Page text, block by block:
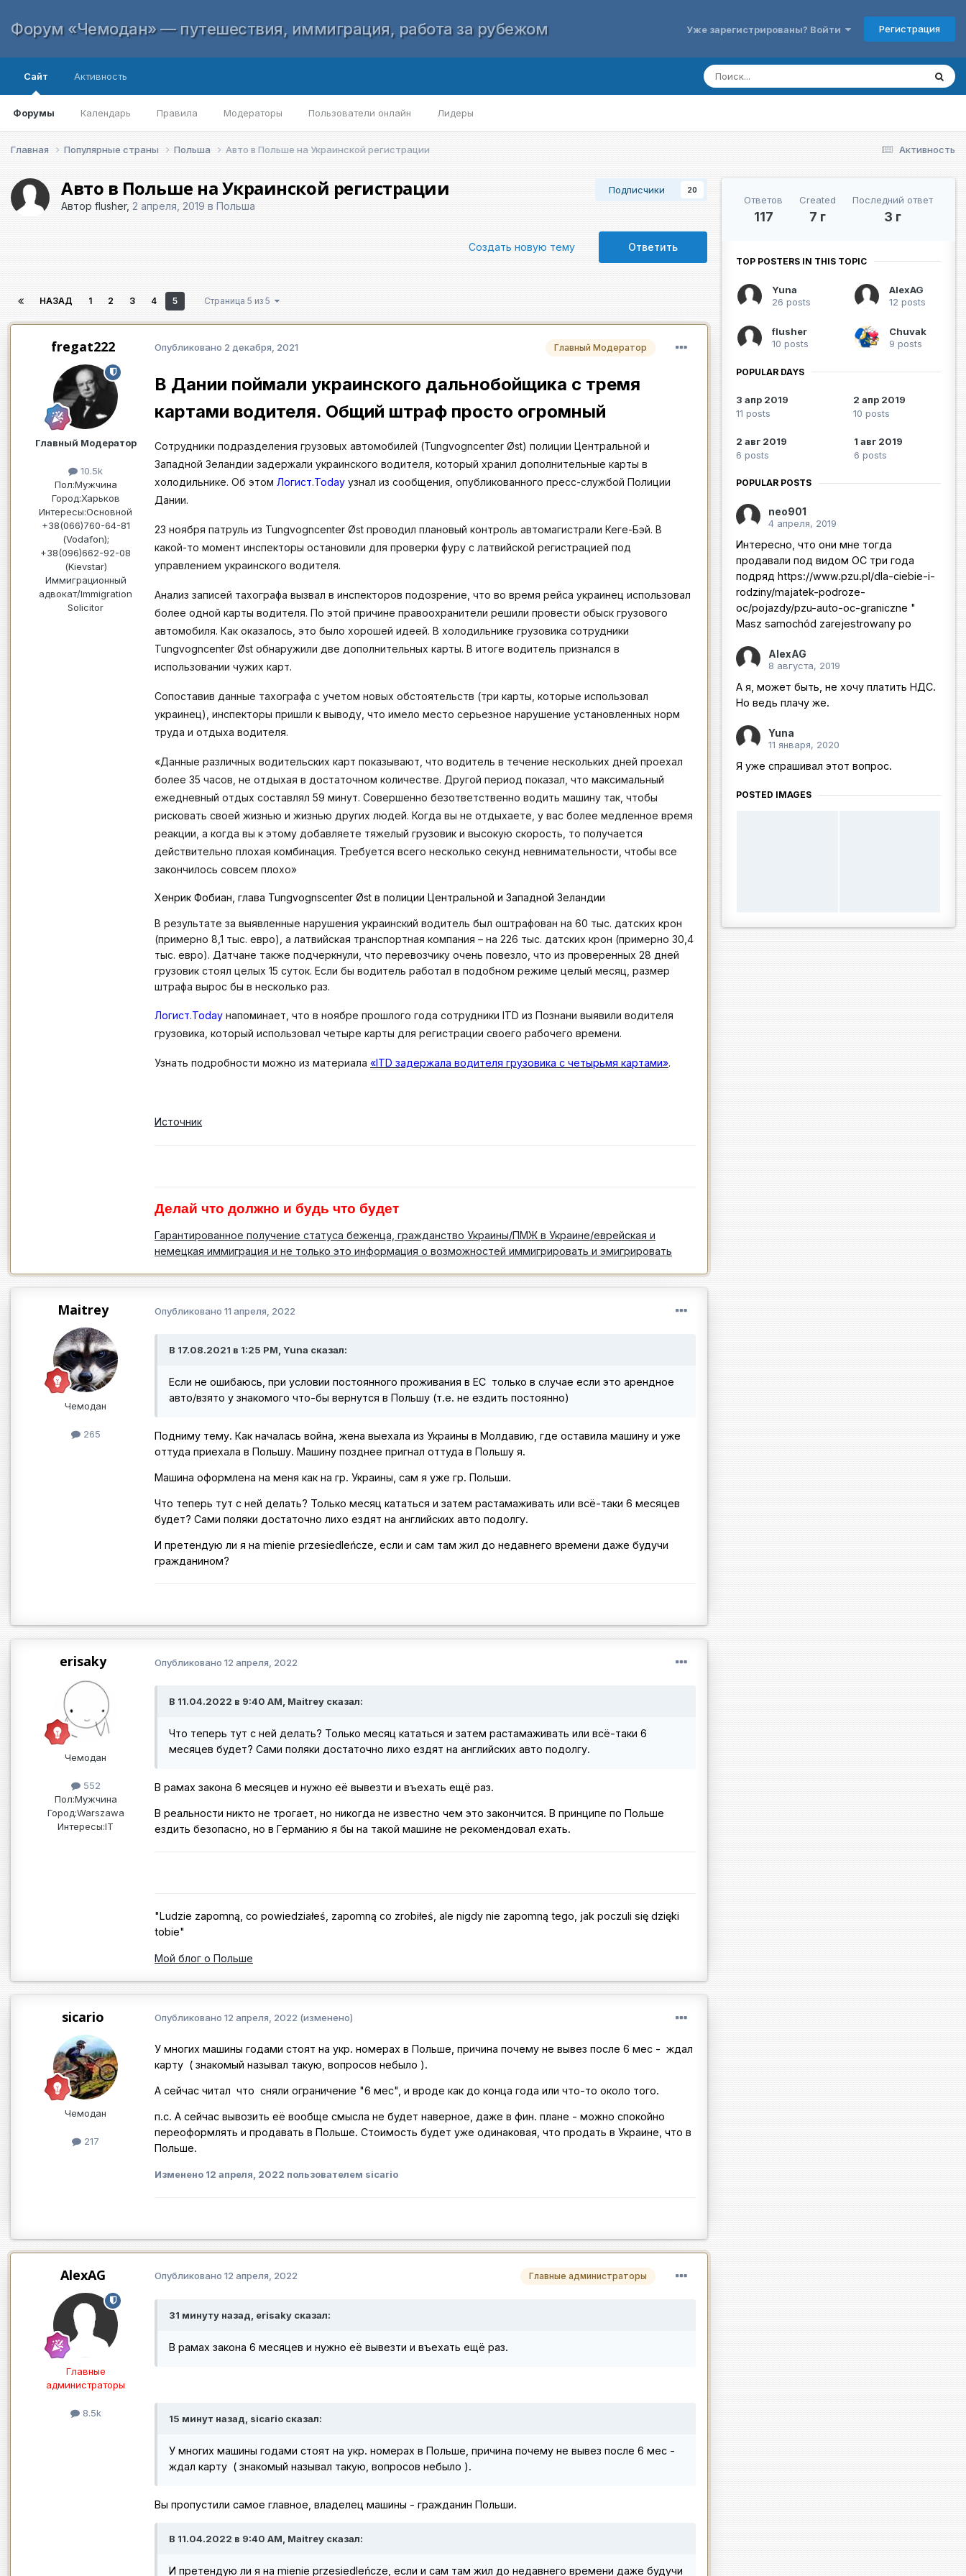
Форум «Чемодан» — путешествия, иммиграция, работа за рубежом Уже зарегистрированы? Войти Регистрация
Сайт
Форумы Календарь Правила Модераторы Пользователи онлайн Лидеры
Активность
Активность
Главная Популярные страны Польша Авто в Польше на Украинской регистрации
Подписчики 20
Авто в Польше на Украинской регистрации
Автор flusher, 2 апреля, 2019 в Польша
Ответить
Создать новую тему
НАЗАД 1 2 3 4 5 Страница 5 из 5
fregat222
Главный Модератор
10.5k
Пол:Мужчина
Город:Харьков
Интересы:Основной
+38(066)760-64-81
(Vodafon);
+38(096)662-92-08
(Kievstar)
Иммиграционный
адвокат/Immigration
Solicitor
Главный Модератор
Опубликовано 2 декабря, 2021
В Дании поймали украинского дальнобойщика с тремя
картами водителя. Общий штраф просто огромный
Сотрудники подразделения грузовых автомобилей (Tungvogncenter Øst) полиции Центральной и
Западной Зеландии задержали украинского водителя, который хранил дополнительные карты в
холодильнике. Об этом Логист.Today узнал из сообщения, опубликованного пресс-службой Полиции
Дании.
23 ноября патруль из Tungvogncenter Øst проводил плановый контроль автомагистрали Кеге-Бэй. В
какой-то момент инспекторы остановили для проверки фуру с латвийской регистрацией под
управлением украинского водителя.
Анализ записей тахографа вызвал в инспекторов подозрение, что во время рейса украинец использовал
более одной карты водителя. По этой причине правоохранители решили провести обыск грузового
автомобиля. Как оказалось, это было хорошей идеей. В холодильнике грузовика сотрудники
Tungvogncenter Øst обнаружили две дополнительных карты. В итоге водитель признался в
использовании чужих карт.
Сопоставив данные тахографа с учетом новых обстоятельств (три карты, которые использовал
украинец), инспекторы пришли к выводу, что имело место серьезное нарушение установленных норм
труда и отдыха водителя.
«Данные различных водительских карт показывают, что водитель в течение нескольких дней проехал
более 35 часов, не отдыхая в достаточном количестве. Другой период показал, что максимальный
ежедневный отдых составлял 59 минут. Совершенно безответственно водить машину так, чтобы
рисковать своей жизнью и жизнью других людей. Когда вы не отдыхаете, у вас более медленное время
реакции, а когда вы к этому добавляете тяжелый грузовик и высокую скорость, то получается
действительно плохая комбинация. Требуется всего несколько секунд невнимательности, чтобы все
закончилось совсем плохо»
Хенрик Фобиан, глава Tungvognscenter Øst в полиции Центральной и Западной Зеландии
В результате за выявленные нарушения украинский водитель был оштрафован на 60 тыс. датских крон
(примерно 8,1 тыс. евро), а латвийская транспортная компания – на 226 тыс. датских крон (примерно 30,4
тыс. евро). Датчане также подчеркнули, что перевозчику очень повезло, что из проверенных 28 дней
грузовик стоял целых 15 суток. Если бы водитель работал в подобном режиме целый месяц, размер
штрафа вырос бы в несколько раз.
Логист.Today напоминает, что в ноябре прошлого года сотрудники ITD из Познани выявили водителя
грузовика, который использовал четыре карты для регистрации своего рабочего времени.
Узнать подробности можно из материала «ITD задержала водителя грузовика с четырьмя картами».
Источник
Делай что должно и будь что будет
Гарантированное получение статуса беженца, гражданство Украины/ПМЖ в Украине/еврейская и
немецкая иммиграция и не только это информация о возможностей иммигрировать и эмигрировать
Maitrey
Чемодан
265
Опубликовано 11 апреля, 2022
В 17.08.2021 в 1:25 PM, Yuna сказал:
Если не ошибаюсь, при условии постоянного проживания в ЕС только в случае если это арендное
авто/взято у знакомого что-бы вернутся в Польшу (т.е. не ездить постоянно)
Подниму тему. Как началась война, жена выехала из Украины в Молдавию, где оставила машину и уже
оттуда приехала в Польшу. Машину позднее пригнал оттуда в Польшу я.
Машина оформлена на меня как на гр. Украины, сам я уже гр. Польши.
Что теперь тут с ней делать? Только месяц кататься и затем растамаживать или всё-таки 6 месяцев
будет? Сами поляки достаточно лихо ездят на английских авто подолгу.
И претендую ли я на mienie przesiedleńcze, если и сам там жил до недавнего времени даже будучи
гражданином?
erisaky
Чемодан
552
Пол:Мужчина
Город:Warszawa
Интересы:IT
Опубликовано 12 апреля, 2022
В 11.04.2022 в 9:40 AM, Maitrey сказал:
Что теперь тут с ней делать? Только месяц кататься и затем растамаживать или всё-таки 6
месяцев будет? Сами поляки достаточно лихо ездят на английских авто подолгу.
В рамах закона 6 месяцев и нужно её вывезти и въехать ещё раз.
В реальности никто не трогает, но никогда не известно чем это закончится. В принципе по Польше
ездить безопасно, но в Германию я бы на такой машине не рекомендовал ехать.
"Ludzie zapomną, co powiedziałeś, zapomną co zrobiłeś, ale nigdy nie zapomną tego, jak poczuli się dzięki
tobie"
Мой блог о Польше
sicario
Чемодан
217
Опубликовано 12 апреля, 2022 (изменено)
У многих машины годами стоят на укр. номерах в Польше, причина почему не вывез после 6 мес - ждал
карту ( знакомый называл такую, вопросов небыло ).
А сейчас читал что сняли ограничение "6 мес", и вроде как до конца года или что-то около того.
п.с. А сейчас вывозить её вообще смысла не будет наверное, даже в фин. плане - можно спокойно
переоформлять и продавать в Польше. Стоимость будет уже одинаковая, что продать в Украине, что в
Польше.
Изменено 12 апреля, 2022 пользователем sicario
AlexAG
Главные
администраторы
8.5k
Главные администраторы
Опубликовано 12 апреля, 2022
31 минуту назад, erisaky сказал:
В рамах закона 6 месяцев и нужно её вывезти и въехать ещё раз.
15 минут назад, sicario сказал:
У многих машины годами стоят на укр. номерах в Польше, причина почему не вывез после 6 мес -
ждал карту ( знакомый называл такую, вопросов небыло ).
Вы пропустили самое главное, владелец машины - гражданин Польши.
В 11.04.2022 в 9:40 AM, Maitrey сказал:
И претендую ли я на mienie przesiedleńcze, если и сам там жил до недавнего времени даже будучи
Ответов
117
Created
7 г
Последний ответ
3 г
TOP POSTERS IN THIS TOPIC
Yuna
26 posts
AlexAG
12 posts
flusher
10 posts
Chuvak
9 posts
POPULAR DAYS
3 апр 2019
11 posts
2 апр 2019
10 posts
2 авг 2019
6 posts
1 авг 2019
6 posts
POPULAR POSTS
neo901
4 апреля, 2019
Интересно, что они мне тогда
продавали под видом ОС три года
подряд https://www.pzu.pl/dla-ciebie-i-
rodziny/majatek-podroze-
oc/pojazdy/pzu-auto-oc-graniczne "
Masz samochód zarejestrowany po
AlexAG
8 августа, 2019
А я, может быть, не хочу платить НДС.
Но ведь плачу же.
Yuna
11 января, 2020
Я уже спрашивал этот вопрос.
POSTED IMAGES